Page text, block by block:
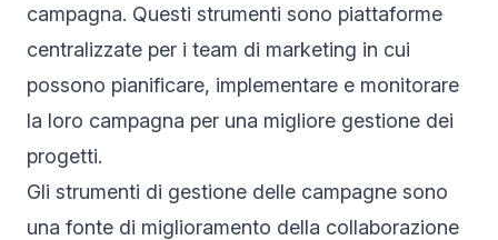
campagna. Questi strumenti sono piattaforme
centralizzate per i team di marketing in cui
possono pianificare, implementare e monitorare
la loro campagna per una migliore gestione dei
progetti.
Gli strumenti di gestione delle campagne sono
una fonte di miglioramento della collaborazione